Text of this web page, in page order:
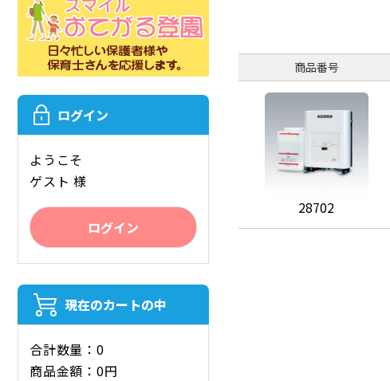
ログイン
ようこそ
ゲスト 様
ログイン
現在のカートの中
合計数量：0
商品金額：0円
商品番号
28702